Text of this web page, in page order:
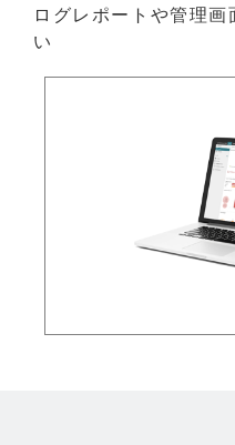
ログレポートや管理
い